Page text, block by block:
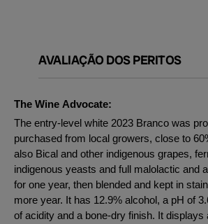
AVALIAÇÃO DOS PERITOS
The Wine Advocate:
The entry-level white 2023 Branco was
purchased from local growers, close to
also Bical and other indigenous grapes,
indigenous yeasts and full malolactic and
for one year, then blended and kept in
more year. It has 12.9% alcohol, a pH of
of acidity and a bone-dry finish. It displays